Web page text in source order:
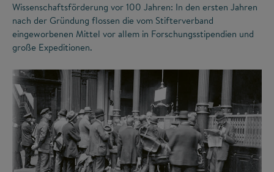
Wissenschaftsförderung vor 100 Jahren: In den ersten Jahren
nach der Gründung flossen die vom Stifterverband
eingeworbenen Mittel vor allem in Forschungsstipendien und
große Expeditionen.